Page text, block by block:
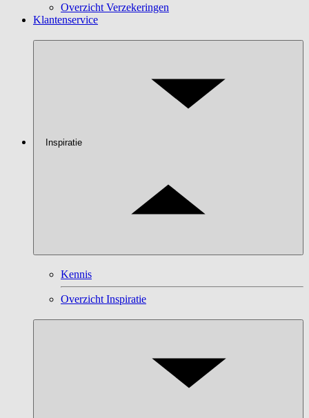
Overzicht Verzekeringen
Klantenservice
Inspiratie
Kennis
Overzicht Inspiratie